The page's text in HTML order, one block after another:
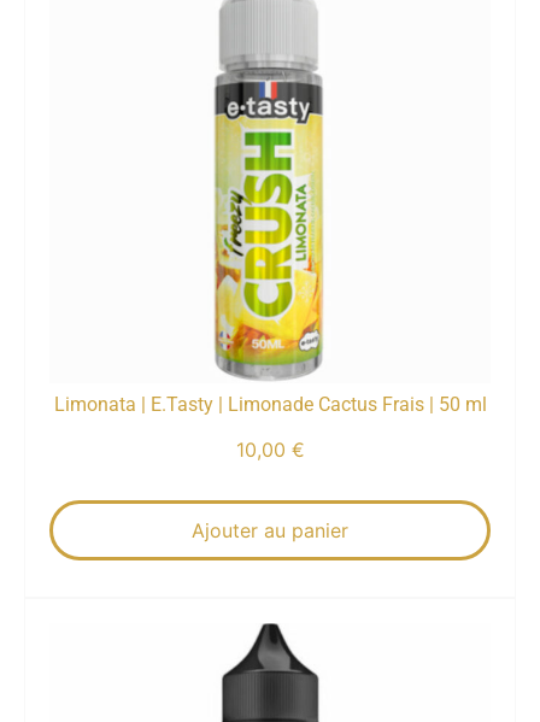
Limonata | E.Tasty | Limonade Cactus Frais | 50 ml
10,00 €
Ajouter au panier